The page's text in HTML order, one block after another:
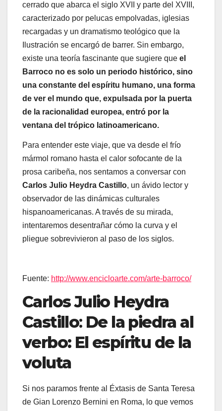
cerrado que abarca el siglo XVII y parte del XVIII,
caracterizado por pelucas empolvadas, iglesias
recargadas y un dramatismo teológico que la
Ilustración se encargó de barrer. Sin embargo,
existe una teoría fascinante que sugiere que el
Barroco no es solo un periodo histórico, sino
una constante del espíritu humano, una forma
de ver el mundo que, expulsada por la puerta
de la racionalidad europea, entró por la
ventana del trópico latinoamericano.
Para entender este viaje, que va desde el frío
mármol romano hasta el calor sofocante de la
prosa caribeña, nos sentamos a conversar con
Carlos Julio Heydra Castillo, un ávido lector y
observador de las dinámicas culturales
hispanoamericanas. A través de su mirada,
intentaremos desentrañar cómo la curva y el
pliegue sobrevivieron al paso de los siglos.
Fuente: http://www.encicloarte.com/arte-barroco/
Carlos Julio Heydra
Castillo: De la piedra al
verbo: El espíritu de la
voluta
Si nos paramos frente al Éxtasis de Santa Teresa
de Gian Lorenzo Bernini en Roma, lo que vemos